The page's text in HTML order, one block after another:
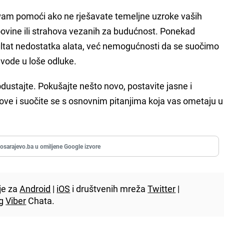
pomoći ako ne rješavate temeljne uzroke vaših
ili strahova vezanih za budućnost. Ponekad
nedostatka alata, već nemogućnosti da se suočimo
u loše odluke.
Pokušajte nešto novo, postavite jasne i
i suočite se s osnovnim pitanjima koja vas ometaju u
u omiljene Google izvore
zaAndroid | iOS i društvenih mrežaTwitter |
Viber Chata.